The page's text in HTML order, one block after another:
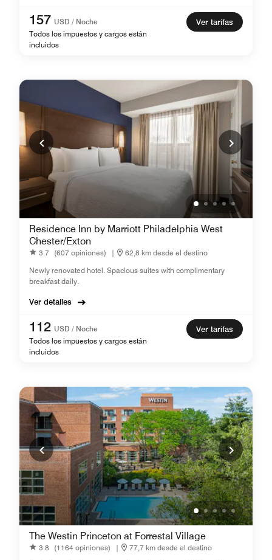
157 USD / Noche
Todos los impuestos y cargos están
incluidos
Ver tarifas
Residence Inn by Marriott Philadelphia West
Chester/Exton
3.7 (607 opiniones) |
62,8 km desde el destino
Newly renovated hotel. Spacious suites with complimentary
breakfast daily.
Ver detalles
112 USD / Noche
Todos los impuestos y cargos están
incluidos
Ver tarifas
The Westin Princeton at Forrestal Village
3.8 (1164 opiniones) |
77,7 km desde el destino